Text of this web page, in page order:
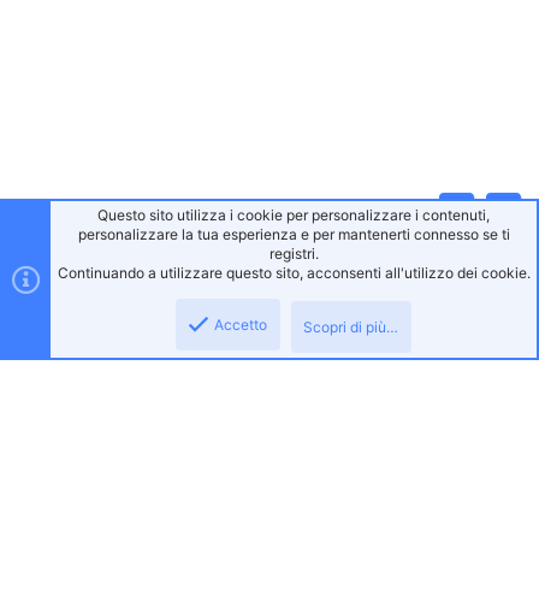
Alto
Questo sito utilizza i cookie per personalizzare i contenuti,
personalizzare la tua esperienza e per mantenerti connesso se ti
registri.
Continuando a utilizzare questo sito, acconsenti all'utilizzo dei cookie.
Accetto Scopri di più…